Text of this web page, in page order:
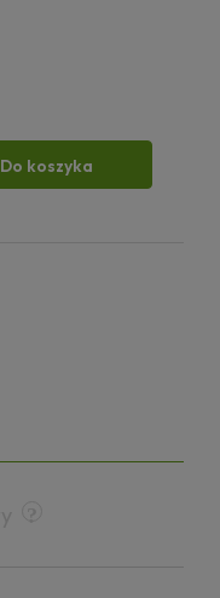
Do koszyka